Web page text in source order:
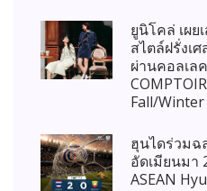
ยูนิโคล่ เผย
สไตล์ฝรั่งเ
ผ่านคอลเล
Fall/Winter
ฮุนไดร่วมฉ
อัดเมียนมา
ASEAN